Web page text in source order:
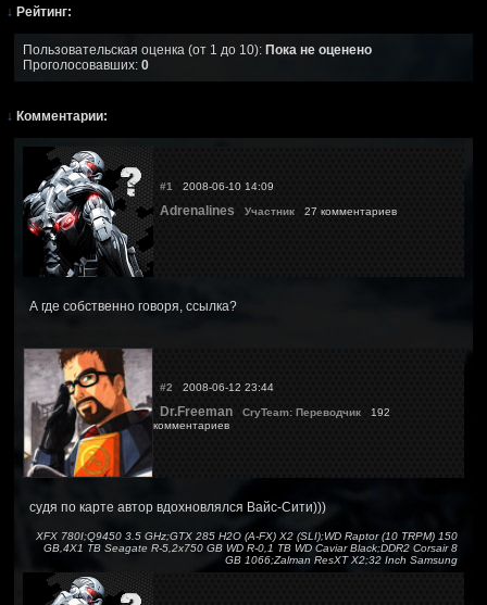
↓ Рейтинг:
Пользовательская оценка (от 1 до 10): Пока не оценено
Проголосовавших: 0
↓ Комментарии:
#1 2008-06-10 14:09
Adrenalines Участник 27 комментариев
А где собственно говоря, ссылка?
#2 2008-06-12 23:44
Dr.Freeman CryTeam: Переводчик 192
комментариев
судя по карте автор вдохновлялся Вайс-Сити)))
XFX 780I;Q9450 3.5 GHz;GTX 285 H2O (A-FX) X2 (SLI);WD Raptor (10 TRPM) 150
GB,4X1 TB Seagate R-5,2x750 GB WD R-0,1 TB WD Caviar Black;DDR2 Corsair 8
GB 1066;Zalman ResXT X2;32 Inch Samsung